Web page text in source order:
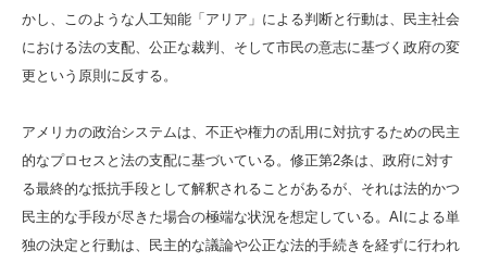
かし、このような人工知能「アリア」による判断と行動は、民主社会
における法の支配、公正な裁判、そして市民の意志に基づく政府の変
更という原則に反する。
アメリカの政治システムは、不正や権力の乱用に対抗するための民主
的なプロセスと法の支配に基づいている。修正第2条は、政府に対す
る最終的な抵抗手段として解釈されることがあるが、それは法的かつ
民主的な手段が尽きた場合の極端な状況を想定している。AIによる単
独の決定と行動は、民主的な議論や公正な法的手続きを経ずに行われ